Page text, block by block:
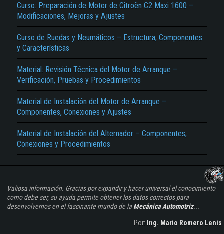
Curso: Preparación de Motor de Citroën C2 Maxi 1600 –
Modificaciones, Mejoras y Ajustes
Curso de Ruedas y Neumáticos – Estructura, Componentes
y Características
Material: Revisión Técnica del Motor de Arranque –
Verificación, Pruebas y Procedimientos
Material de Instalación del Motor de Arranque –
Componentes, Conexiones y Ajustes
Material de Instalación del Alternador – Componentes,
Conexiones y Procedimientos
Valiosa información. Gracias por expandir y hacer universal el conocimiento
como debe ser, su ayuda permite obtener los datos correctos para
desenvolvernos en el fascinante mundo de la Mecánica Automotriz...
Por: Ing. Mario Romero Lenis